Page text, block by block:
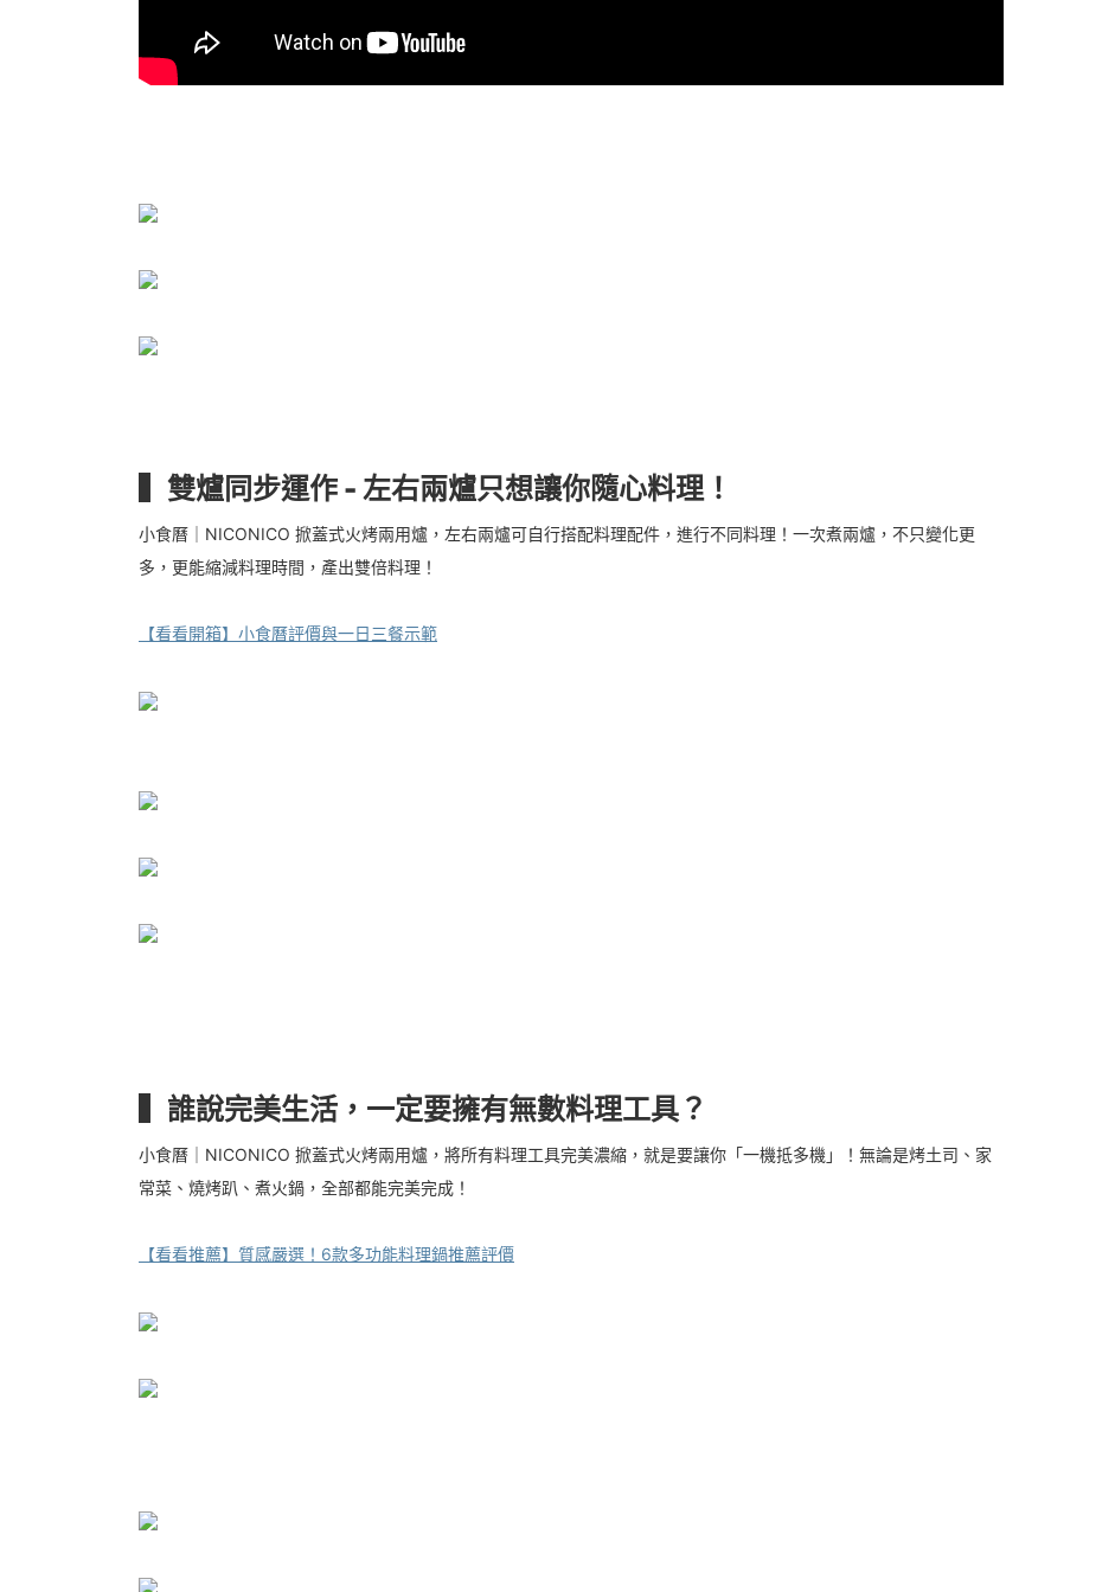
▍雙爐同步運作 - 左右兩爐只想讓你隨心料理！
小食曆｜NICONICO 掀蓋式火烤兩用爐，左右兩爐可自行搭配料理配件，進行不同料理！一次煮兩爐，不只變化更
多，更能縮減料理時間，產出雙倍料理！
【看看開箱】小食曆評價與一日三餐示範
▍誰說完美生活，一定要擁有無數料理工具？
小食曆｜NICONICO 掀蓋式火烤兩用爐，將所有料理工具完美濃縮，就是要讓你「一機抵多機」！無論是烤土司、家
常菜、燒烤趴、煮火鍋，全部都能完美完成！
【看看推薦】質感嚴選！6款多功能料理鍋推薦評價